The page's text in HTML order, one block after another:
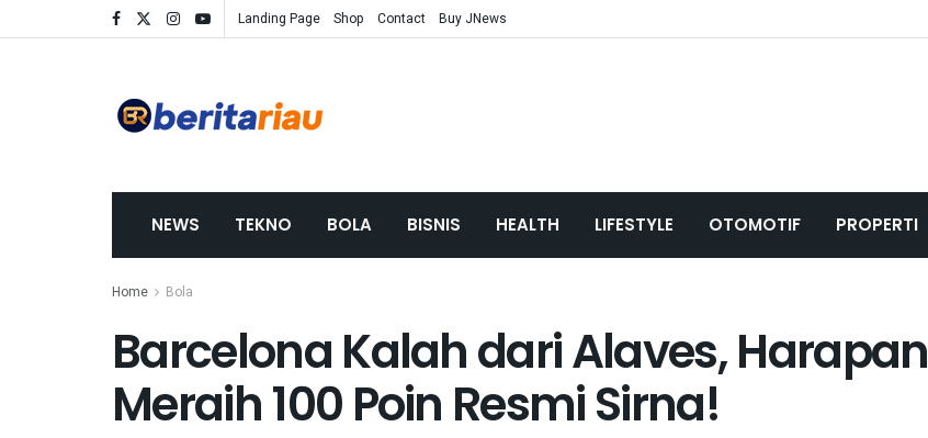
Landing Page Shop Contact Buy JNews
NEWS TEKNO BOLA BISNIS HEALTH LIFESTYLE OTOMOTIF PROPERTI
Home Bola
Barcelona Kalah dari Alaves, Harapan
Meraih 100 Poin Resmi Sirna!